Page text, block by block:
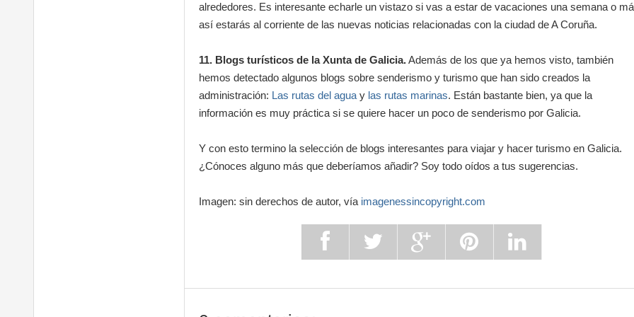
alrededores. Es interesante echarle un vistazo si vas a estar de vacaciones una semana o
así estarás al corriente de las nuevas noticias relacionadas con la ciudad de A Coruña.
11. Blogs turísticos de la Xunta de Galicia.Además de los que ya hemos visto, también
hemos detectado algunos blogs sobre senderismo y turismo que han sido creados la
administración: Las rutas del agua y las rutas marinas. Están bastante bien, ya que la
información es muy práctica si se quiere hacer un poco de senderismo por Galicia.
Y con esto termino la selección de blogs interesantes para viajar y hacer turismo en Galicia.
¿Cónoces alguno más que deberíamos añadir? Soy todo oídos a tus sugerencias.
Imagen: sin derechos de autor, vía imagenessincopyright.com